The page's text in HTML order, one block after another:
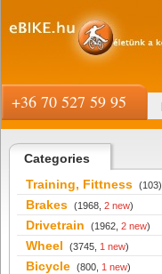
Categories
Training, Fittness (103)
Brakes (1968, 2 new)
Drivetrain (1962, 2 new)
Wheel (3745, 1 new)
Bicycle (800, 1 new)
+36 70 527 59 95